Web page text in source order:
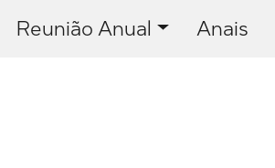
Reunião Anual Anais